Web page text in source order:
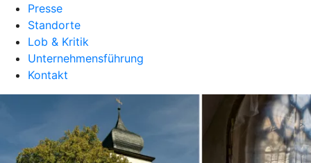
Presse
Standorte
Lob & Kritik
Unternehmensführung
Kontakt